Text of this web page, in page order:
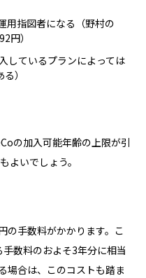
用指図者になる（野村の
円）
しているプランによっては
）
の加入可能年齢の上限が引
よいでしょう。
の手数料がかかります。こ
数料のおよそ3年分に相当
場合は、このコストも踏ま